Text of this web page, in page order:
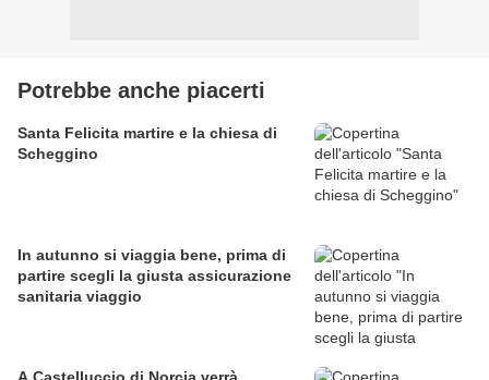
Potrebbe anche piacerti
Santa Felicita martire e la chiesa di
Scheggino
In autunno si viaggia bene, prima di
partire scegli la giusta assicurazione
sanitaria viaggio